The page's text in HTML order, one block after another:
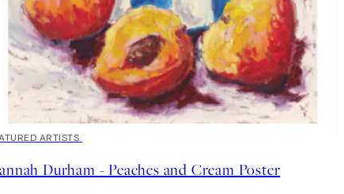
ARTISTS
Durham - Peaches and Cream Poster